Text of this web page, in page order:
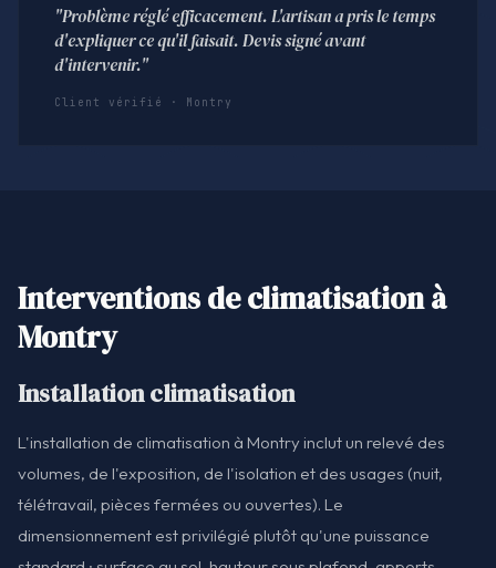
"Problème réglé efficacement. L'artisan a pris le temps
d'expliquer ce qu'il faisait. Devis signé avant
d'intervenir."
Client vérifié · Montry
Interventions de climatisation à
Montry
Installation climatisation
L'installation de climatisation à Montry inclut un relevé des
volumes, de l'exposition, de l'isolation et des usages (nuit,
télétravail, pièces fermées ou ouvertes). Le
dimensionnement est privilégié plutôt qu'une puissance